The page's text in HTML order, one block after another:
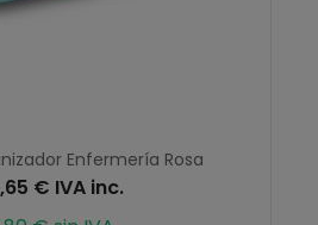
Enfermería Rosa
€ IVA inc.